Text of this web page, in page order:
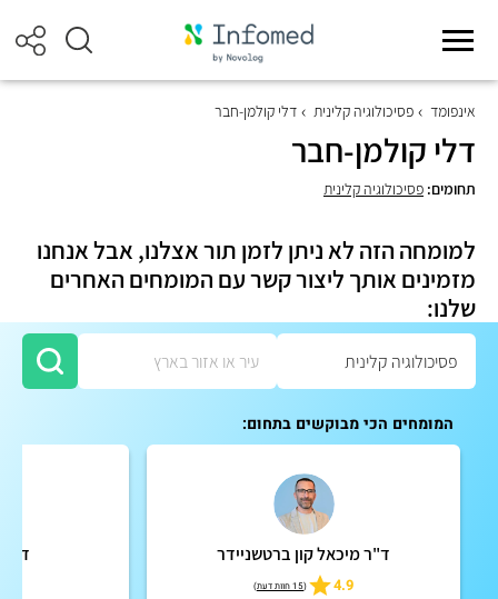
אינפומד פסיכולוגיה קלינית דלי קולמן-חבר
דלי קולמן-חבר
תחומים: פסיכולוגיה קלינית
למומחה הזה לא ניתן לזמן תור אצלנו, אבל אנחנו
מזמינים אותך ליצור קשר עם המומחים האחרים
שלנו:
המומחים הכי מבוקשים בתחום:
ד"ר מיכאל קון ברטשניידר
4.9
(15 חוות דעת )
ד"ר